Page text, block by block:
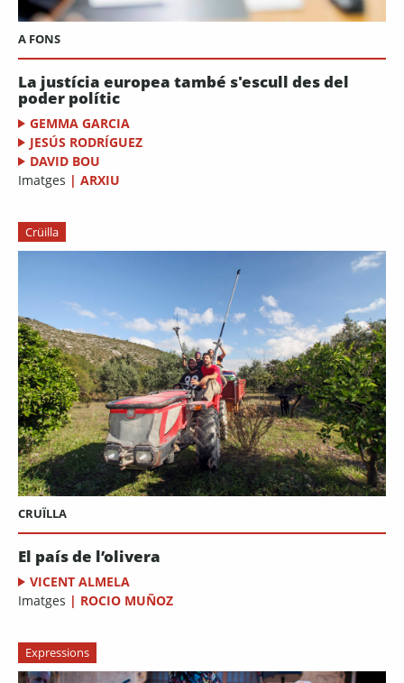
A FONS
La justícia europea també s'escull des del
poder polític
GEMMA GARCIA
JESÚS RODRÍGUEZ
DAVID BOU
Imatges | ARXIU
Crüilla
CRUÏLLA
El país de l’olivera
VICENT ALMELA
Imatges | ROCIO MUÑOZ
Expressions